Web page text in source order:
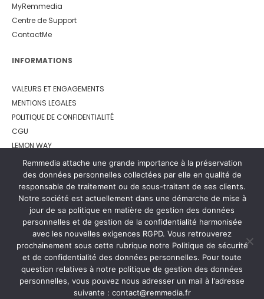
MyRemmedia
Centre de Support
ContactMe
INFORMATIONS
VALEURS ET ENGAGEMENTS
MENTIONS LEGALES
POLITIQUE DE CONFIDENTIALITÉ
CGU
LEMON WAY
Remmedia attache une grande importance à la préservation
des données personnelles collectées par elle en qualité de
responsable de traitement ou de sous-traitant de ses clients.
Notre société est actuellement dans une démarche de mise à
jour de sa politique en matière de gestion des données
personnelles et de gestion de la confidentialité harmonisée
avec les nouvelles exigences RGPD. Vous retrouverez
prochainement sous cette rubrique notre Politique de sécurité
et de confidentialité des données personnelles. Pour toute
question relatives à notre politique de gestion des données
personnelles, vous pouvez nous adresser un mail à l'adresse
suivante : contact@remmedia.fr